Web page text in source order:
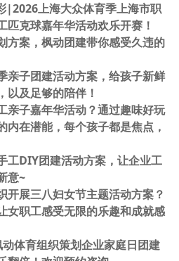
|2026上海大众体育季上海市职
匹克球嘉年华活动欢乐开赛！
方案，枫动团建带你感受久违的
亲子团建活动方案，给孩子新鲜
以及足够的陪伴！
亲子嘉年华活动？通过趣味好玩
内在潜能，每个孩子都是焦点，
工DIY团建活动方案，让企业工
意~
开展三八妇女节主题活动方案？
女职工感受无限的乐趣和成就感
体育组织策划企业家庭日团建